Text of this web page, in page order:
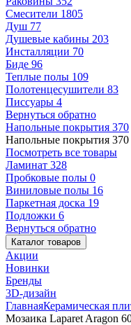
Смесители 1805
Душ 77
Душевые кабины 203
Инсталляции 70
Биде 96
Теплые полы 109
Полотенцесушители 83
Писсуары 4
Вернуться обратно
Напольные покрытия 370
Напольные покрытия 370
Посмотреть все товары
Ламинат 328
Пробковые полы 0
Виниловые полы 16
Паркетная доска 19
Подложки 6
Вернуться обратно
Каталог товаров
Акции
Новинки
Бренды
3D-дизайн
ГлавнаяКерамическая
Мозаика Laparet Aragon